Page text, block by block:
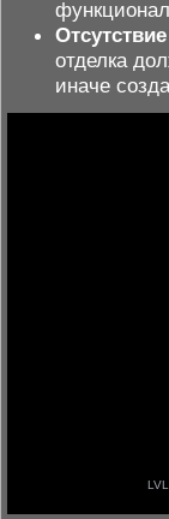
отделка
иначе